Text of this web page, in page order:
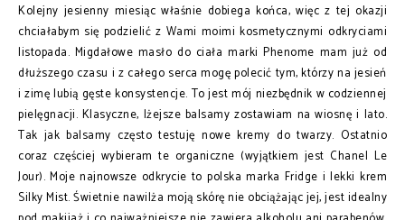
Kolejny jesienny miesiąc właśnie dobiega końca, więc z tej okazji
chciałabym się podzielić z Wami moimi kosmetycznymi odkryciami
listopada. Migdałowe masło do ciała marki Phenome mam już od
dłuższego czasu i z całego serca mogę polecić tym, którzy na jesień
i zimę lubią gęste konsystencje. To jest mój niezbędnik w codziennej
pielęgnacji. Klasyczne, lżejsze balsamy zostawiam na wiosnę i lato.
Tak jak balsamy często testuję nowe kremy do twarzy. Ostatnio
coraz częściej wybieram te organiczne (wyjątkiem jest Chanel Le
Jour). Moje najnowsze odkrycie to polska marka Fridge i lekki krem
Silky Mist. Świetnie nawilża moją skórę nie obciążając jej, jest idealny